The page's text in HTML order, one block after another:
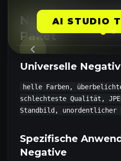
Negativ-Prompt
Paket
Universelle
helle Farben,
schlechteste Qualität,
Spezifische
Negative
AI STUDIO